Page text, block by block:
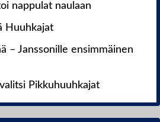
nappulat naulaan
Huuhkajat
– Janssonille ensimmäinen
Pikkuhuuhkajat